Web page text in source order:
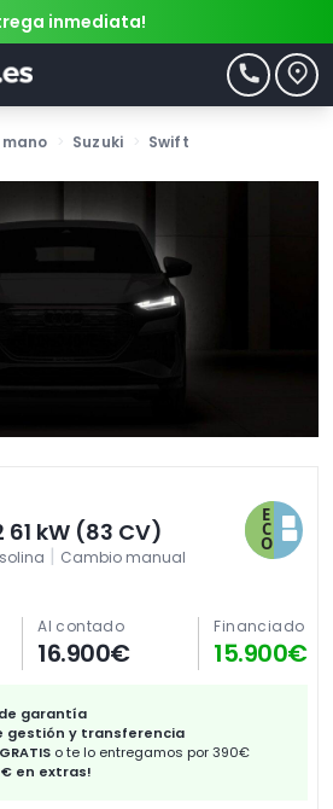
inmediata!
Suzuki Swift
61 kW (83 CV)
| Cambio manual
Al contado
16.900€
Financiado
15.900€
garantía
gestión y transferencia
o te lo entregamos por 390€
€ en extras!